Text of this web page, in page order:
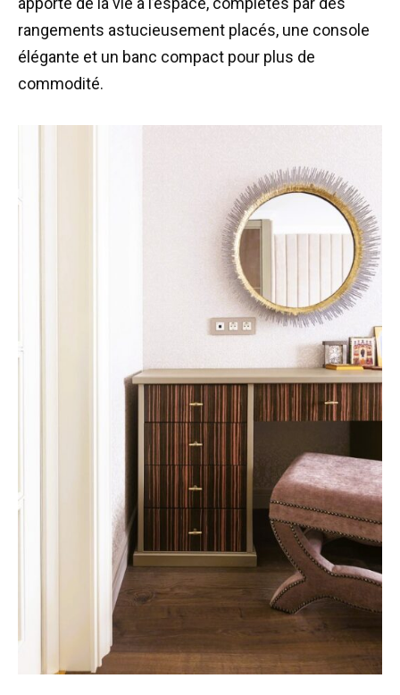
rangements astucieusement placés, une console
élégante et un banc compact pour plus de
commodité.